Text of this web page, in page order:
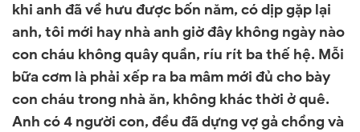
khi anh đã về hưu được bốn năm, có dịp gặp lại
anh, tôi mới hay nhà anh giờ đây không ngày nào
con cháu không quây quần, ríu rít ba thế hệ. Mỗi
bữa cơm là phải xếp ra ba mâm mới đủ cho bày
con cháu trong nhà ăn, không khác thời ở quê.
Anh có 4 người con, đều đã dựng vợ gả chồng và